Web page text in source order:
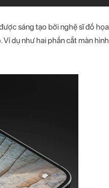
sáng tạo bởi nghệ sĩ đồ
dụ như hai phần cắt màn hình